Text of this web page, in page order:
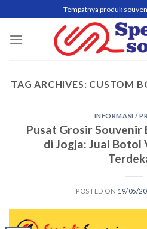
to
content
Tempatnya produk
TAG ARCHIVES: CUSTOM
INFORMASI /
Pusat Grosir
di Jogja: Jual Botol
POSTED ON 19/05/